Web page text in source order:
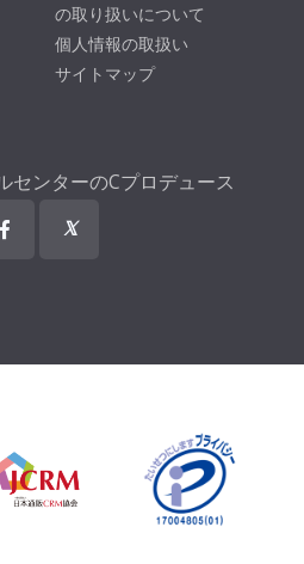
の取り扱いについて
個人情報の取扱い
サイトマップ
ンターのCプロデュース